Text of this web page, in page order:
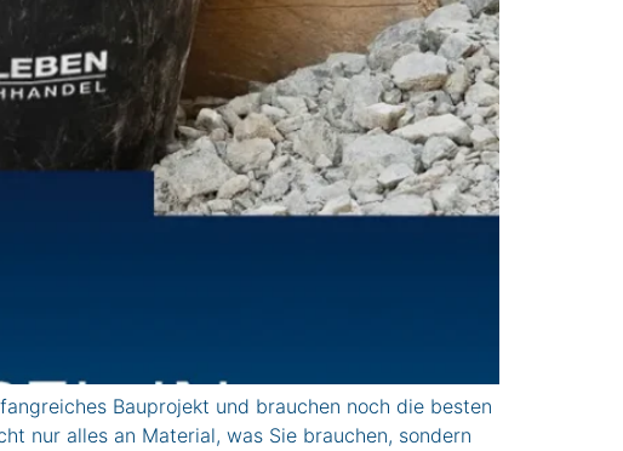
Bauprojekt und brauchen noch die besten
nur alles an Material, was Sie brauchen, sondern